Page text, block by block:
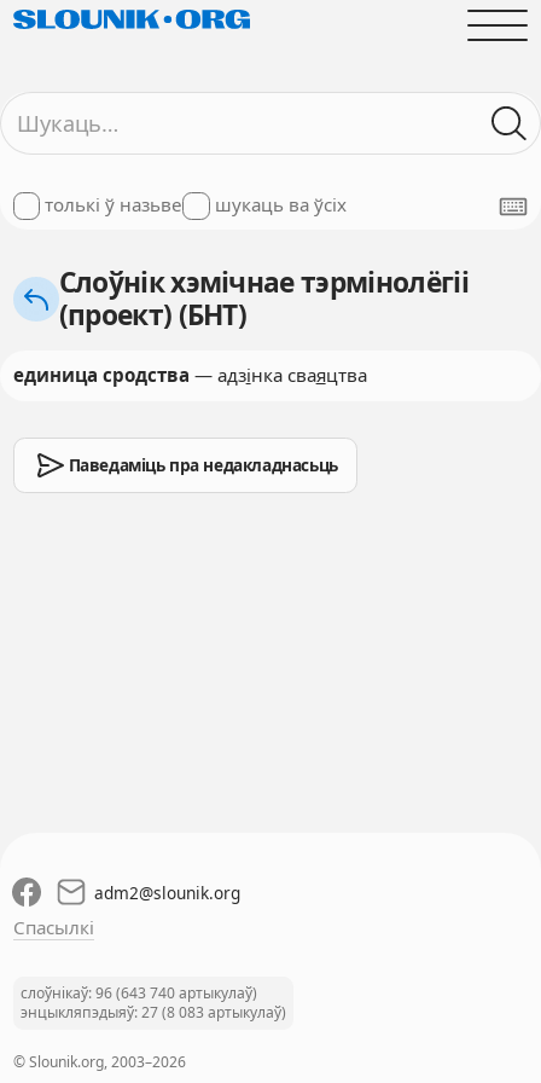
толькі ў назьве шукаць ва ўсіх
Слоўнік хэмічнае тэрмінолёгіі
(проект) (БНТ)
единица сродства — адзінка сваяцтва
Паведаміць пра недакладнасьць
adm2@slounik.org
Спасылкі
слоўнікаў: 96 (643 740 артыкулаў)
энцыкляпэдыяў: 27 (8 083 артыкулаў)
© Slounik.org, 2003–2026